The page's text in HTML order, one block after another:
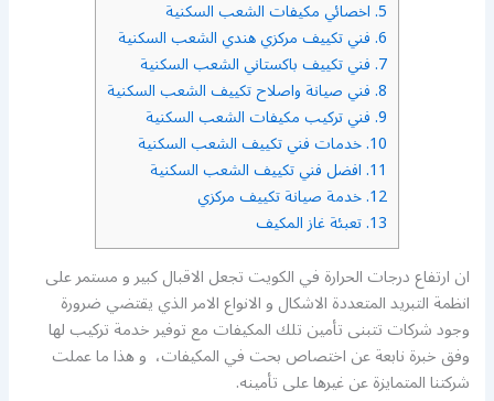
5. اخصائي مكيفات الشعب السكنية
6. فني تكييف مركزي هندي الشعب السكنية
7. فني تكييف باكستاني الشعب السكنية
8. فني صيانة واصلاح تكييف الشعب السكنية
9. فني تركيب مكيفات الشعب السكنية
10. خدمات فني تكييف الشعب السكنية
11. افضل فني تكييف الشعب السكنية
12. خدمة صيانة تكييف مركزي
13. تعبئة غاز المكيف
ان ارتفاع درجات الحرارة في الكويت تجعل الاقبال كبير و مستمر على
انظمة التبريد المتعددة الاشكال و الانواع الامر الذي يقتضي ضرورة
وجود شركات تتبنى تأمين تلك المكيفات مع توفير خدمة تركيب لها
وفق خبرة نابعة عن اختصاص بحت في المكيفات، و هذا ما عملت
شركتنا المتمايزة عن غيرها على تأمينه.